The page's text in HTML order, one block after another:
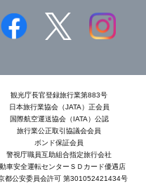
観光庁長官登録旅行業第883号
日本旅行業協会（JATA）正会員
国際航空運送協会（IATA）公認
旅行業公正取引協議会会員
ボンド保証会員
警視庁職員互助組合指定旅行会社
車安全運転センターＳＤカード優遇店
都公安委員会許可 第301052421434号